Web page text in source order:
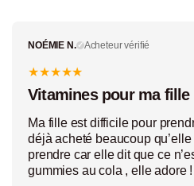
NOÉMIE N.✓Acheteur vérifié
★★★★★
Vitamines pour ma fille
Ma fille est difficile pour
déjà acheté beaucoup qu’elle
prendre car elle dit que ce
gummies au cola , elle adore !